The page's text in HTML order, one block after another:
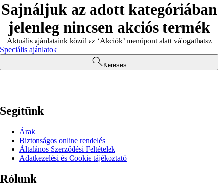
Sajnáljuk az adott kategóriában
jelenleg nincsen akciós termék
Aktuális ajánlataink közül az ‘Akciók’ menüpont alatt válogathatsz
Speciális ajánlatok
Keresés
Segítünk
Árak
Biztonságos online rendelés
Általános Szerződési Feltételek
Adatkezelési és Cookie tájékoztató
Rólunk